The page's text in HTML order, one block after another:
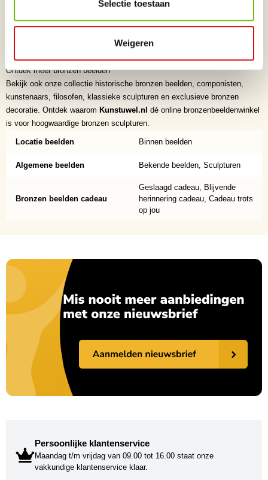
Selectie toestaan
Weigeren
✅ Hoogwaardige kwaliteit en verfijnde afwerking
✅ Exclusieve collectie originele bronzen sculpturen
✅ Veilige en betrouwbare levering
✅ Persoonlijke service en deskundig advies
✅ Voor particuliere én zakelijke kunstliefhebbers
Ontdek meer bronzen beelden
Bekijk ook onze collectie historische bronzen beelden, componisten,
kunstenaars, filosofen, klassieke sculpturen en exclusieve bronzen
decoratie. Ontdek waarom Kunstuwel.nl dé online bronzenbeeldenwinkel
is voor hoogwaardige bronzen sculpturen.
Locatie beelden Binnen beelden
Algemene beelden Bekende beelden, Sculpturen
Bronzen beelden cadeau
Geslaagd cadeau, Blijvende
herinnering cadeau, Cadeau trots
op jou
Persoonlijke klantenservice
Maandag t/m vrijdag van 09.00 tot 16.00 staat onze
vakkundige klantenservice klaar.